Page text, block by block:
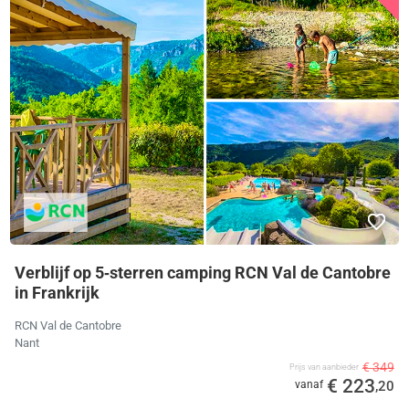
Verblijf op 5‑sterren camping RCN Val de Cantobre
in Frankrijk
RCN Val de Cantobre
Nant
Prijs van aanbieder € 349
vanaf € 223,20